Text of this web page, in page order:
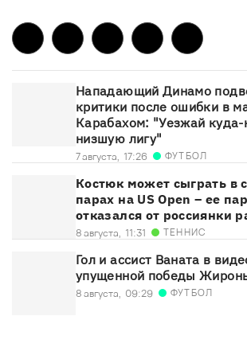
Нападающий Динамо
критики после ошибки в
Карабахом: "Уезжай куда-
низшую лигу"
7 августа, 17:26 ФУТБОЛ
Костюк может сыграть в
парах на US Open – ее
отказался от россиянки
8 августа, 11:31 ТЕННИС
Гол и ассист Ваната в
упущенной победы
8 августа, 09:29 ФУТБОЛ